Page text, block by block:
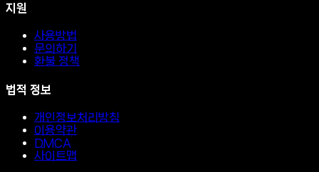
지원
사용방법
문의하기
환불 정책
법적 정보
개인정보처리방침
이용약관
DMCA
사이트맵